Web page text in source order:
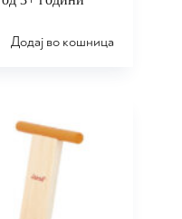
Додај во кошница